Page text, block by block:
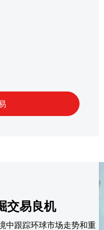
交易良机
中跟踪环球市场走势和重